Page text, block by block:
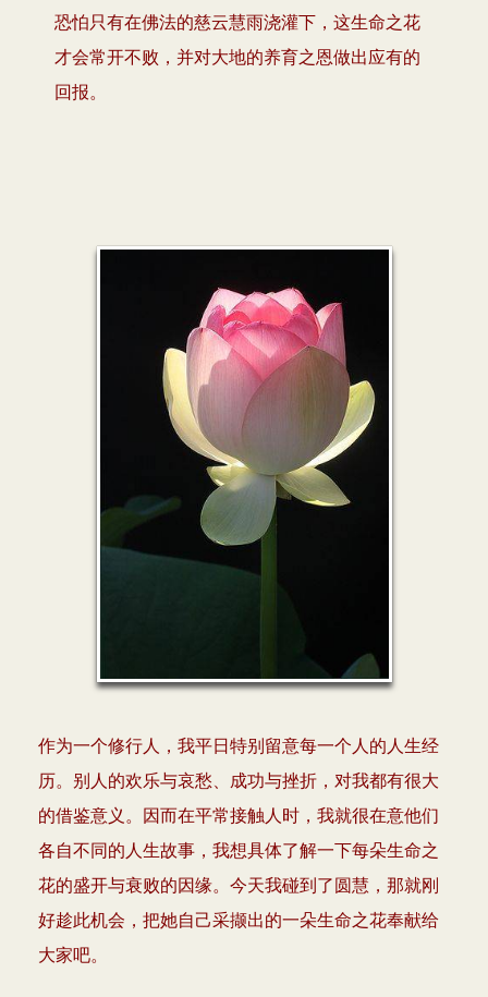
恐怕只有在佛法的慈云慧雨浇灌下，这生命之花
才会常开不败，并对大地的养育之恩做出应有的
回报。
作为一个修行人，我平日特别留意每一个人的人生经
历。别人的欢乐与哀愁、成功与挫折，对我都有很大
的借鉴意义。因而在平常接触人时，我就很在意他们
各自不同的人生故事，我想具体了解一下每朵生命之
花的盛开与衰败的因缘。今天我碰到了圆慧，那就刚
好趁此机会，把她自己采撷出的一朵生命之花奉献给
大家吧。